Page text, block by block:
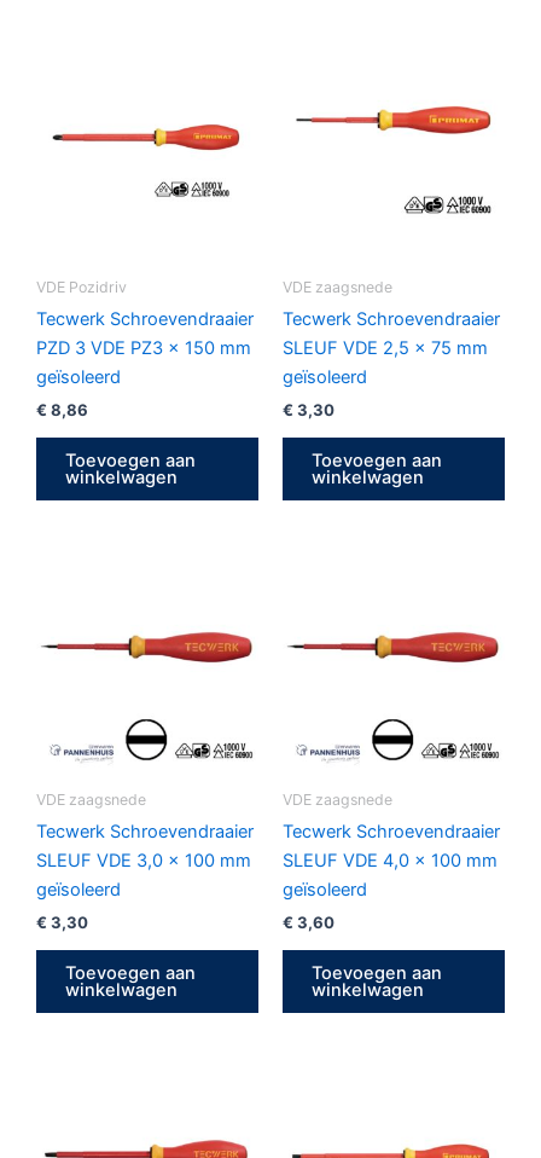
VDE Pozidriv
Tecwerk Schroevendraaier
PZD 3 VDE PZ3 x 150 mm
geïsoleerd
€ 8,86
Toevoegen aan
winkelwagen
VDE zaagsnede
Tecwerk Schroevendraaier
SLEUF VDE 2,5 x 75 mm
geïsoleerd
€ 3,30
Toevoegen aan
winkelwagen
VDE zaagsnede
Tecwerk Schroevendraaier
SLEUF VDE 3,0 x 100 mm
geïsoleerd
€ 3,30
Toevoegen aan
winkelwagen
VDE zaagsnede
Tecwerk Schroevendraaier
SLEUF VDE 4,0 x 100 mm
geïsoleerd
€ 3,60
Toevoegen aan
winkelwagen